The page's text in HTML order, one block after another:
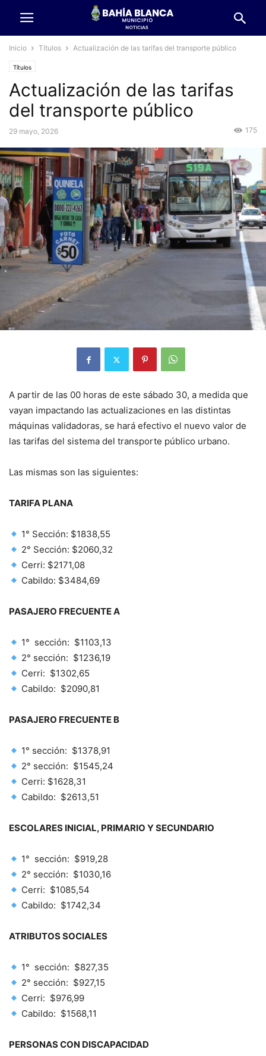
Inicio Títulos Actualización de las tarifas del transporte público
Títulos
Actualización de las tarifas
del transporte público
29 mayo, 2026 175
A partir de las 00 horas de este sábado 30, a medida que
vayan impactando las actualizaciones en las distintas
máquinas validadoras, se hará efectivo el nuevo valor de
las tarifas del sistema del transporte público urbano.
Las mismas son las siguientes:
TARIFA PLANA
1° Sección: $1838,55
2° Sección: $2060,32
Cerri: $2171,08
Cabildo: $3484,69
PASAJERO FRECUENTE A
1° sección: $1103,13
2° sección: $1236,19
Cerri: $1302,65
Cabildo: $2090,81
PASAJERO FRECUENTE B
1° sección: $1378,91
2° sección: $1545,24
Cerri: $1628,31
Cabildo: $2613,51
ESCOLARES INICIAL, PRIMARIO Y SECUNDARIO
1° sección: $919,28
2° sección: $1030,16
Cerri: $1085,54
Cabildo: $1742,34
ATRIBUTOS SOCIALES
1° sección: $827,35
2° sección: $927,15
Cerri: $976,99
Cabildo: $1568,11
PERSONAS CON DISCAPACIDAD